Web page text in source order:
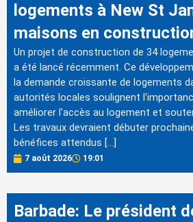
logements à New St
maisons en
Un projet de construction de 34
a été lancé récemment. Ce
la demande croissante de logements
autorités locales soulignent
améliorer l'accès au logement et
Les travaux devraient débuter
bénéfices attendus […]
7 août 2026 19:01
Barbade: Le président